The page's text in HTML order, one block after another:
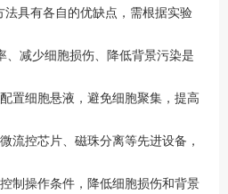
具有各自的优缺点，需根据实验
、减少细胞损伤、降低背景污染是
置细胞悬液，避免细胞聚集，提高
流控芯片、磁珠分离等先进设备，
制操作条件，降低细胞损伤和背景